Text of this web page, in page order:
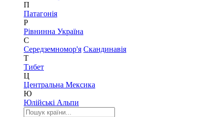
П
Патагонія
Р
Рівнинна Україна
С
Середземномор'я Скандинавія
Т
Тибет
Ц
Центральна Мексика
Ю
Юлійські Альпи